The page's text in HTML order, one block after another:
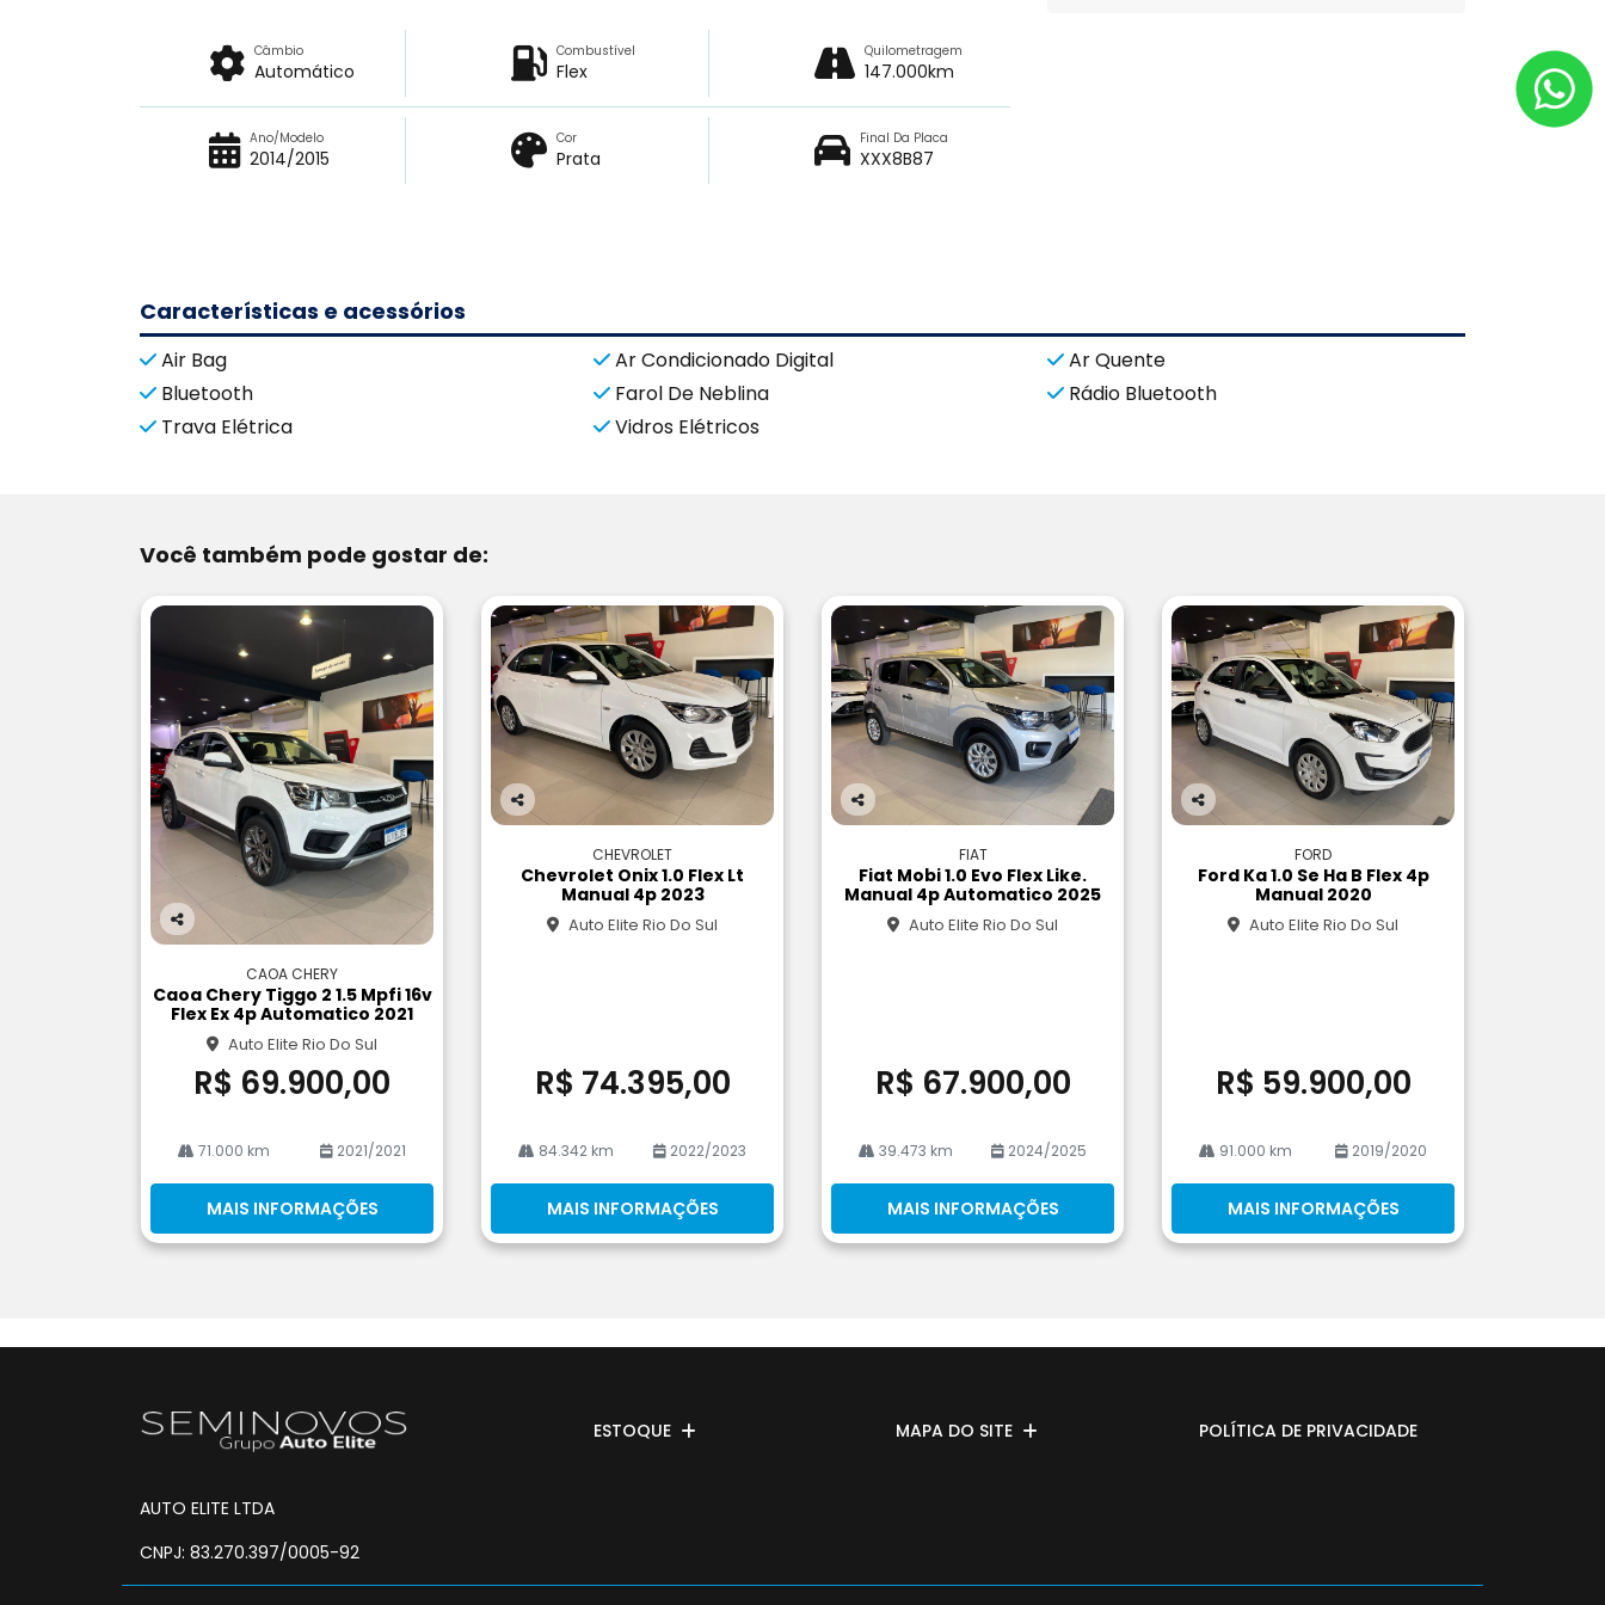
Câmbio
Automático
Combustível
Flex
Quilometragem
147.000km
Ano/Modelo
2014/2015
Cor
Prata
Final Da Placa
XXX8B87
Características e acessórios
Air Bag Ar Condicionado Digital
Ar Quente
Bluetooth
Farol De Neblina
Rádio Bluetooth
Trava Elétrica
Vidros Elétricos
Você também pode gostar de:
Co
rtil
he
CAOA CHERY
Caoa Chery Tiggo 2 1.5 Mpfi 16v
Flex Ex 4p Automatico 2021
Auto Elite Rio Do Sul
R$ 69.900,00
71.000 km 2021/2021
MAIS INFORMAÇÕES
Co
rtil
CHEVROLET
Chevrolet Onix 1.0 Flex Lt
Manual 4p 2023
Auto Elite Rio Do Sul
R$ 74.395,00
84.342 km 2022/2023
MAIS INFORMAÇÕES
Co
rtil
he
FIAT
Fiat Mobi 1.0 Evo Flex Like.
Manual 4p Automatico 2025
Auto Elite Rio Do Sul
R$ 67.900,00
39.473 km 2024/2025
MAIS INFORMAÇÕES
Co
rtil
FORD
Ford Ka 1.0 Se Ha B Flex 4p
Manual 2020
Auto Elite Rio Do Sul
R$ 59.900,00
91.000 km 2019/2020
MAIS INFORMAÇÕES
ESTOQUE MAPA DO SITE POLÍTICA DE PRIVACIDADE
AUTO ELITE LTDA
CNPJ: 83.270.397/0005-92